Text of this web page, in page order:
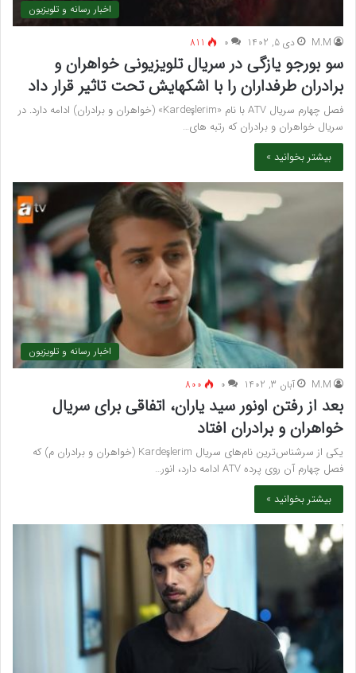
اخبار رسانه و تلویزیون
M.M دی 5, 1402 ۰ 811
سو بورجو یازگی در سریال تلویزیونی خواهران و
برادران طرفداران را با اشکهایش تحت تاثیر قرار داد
فصل چهارم سریال ATV با نام «Kardeşlerim» (خواهران و برادران) ادامه دارد. در
سریال خواهران و برادران که رتبه های…
بیشتر بخوانید »
اخبار رسانه و تلویزیون
M.M آبان 3, 1402 ۰ 800
بعد از رفتن اونور سید یاران، اتفاقی برای سریال
خواهران و برادران افتاد
یکی از سرشناس‌ترین نام‌های سریال Kardeşlerim (خواهران و برادران م) که
فصل چهارم آن روی پرده ATV ادامه دارد، انور…
بیشتر بخوانید »